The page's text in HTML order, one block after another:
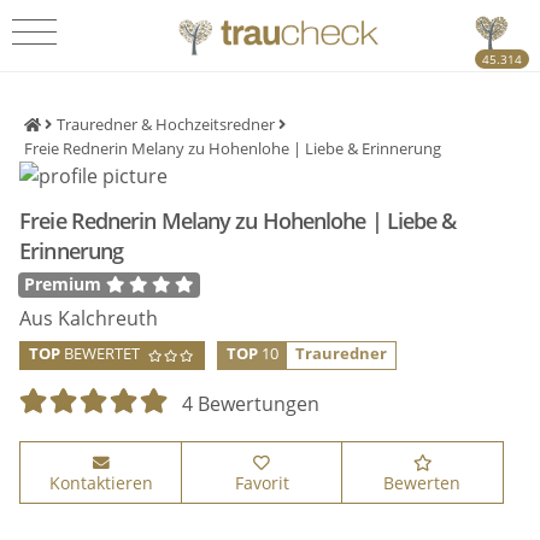
45.314
Trauredner & Hochzeitsredner
Freie Rednerin Melany zu Hohenlohe | Liebe & Erinnerung
Freie Rednerin Melany zu Hohenlohe | Liebe &
Erinnerung
Premium
Aus Kalchreuth
TOP BEWERTET TOP 10 Trauredner
4 Bewertungen
Kontaktieren Favorit Bewerten